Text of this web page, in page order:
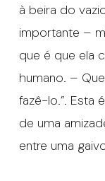
à beira do
importante –
que é que ela
humano. –
fazê-lo.”. Esta
de uma
entre uma